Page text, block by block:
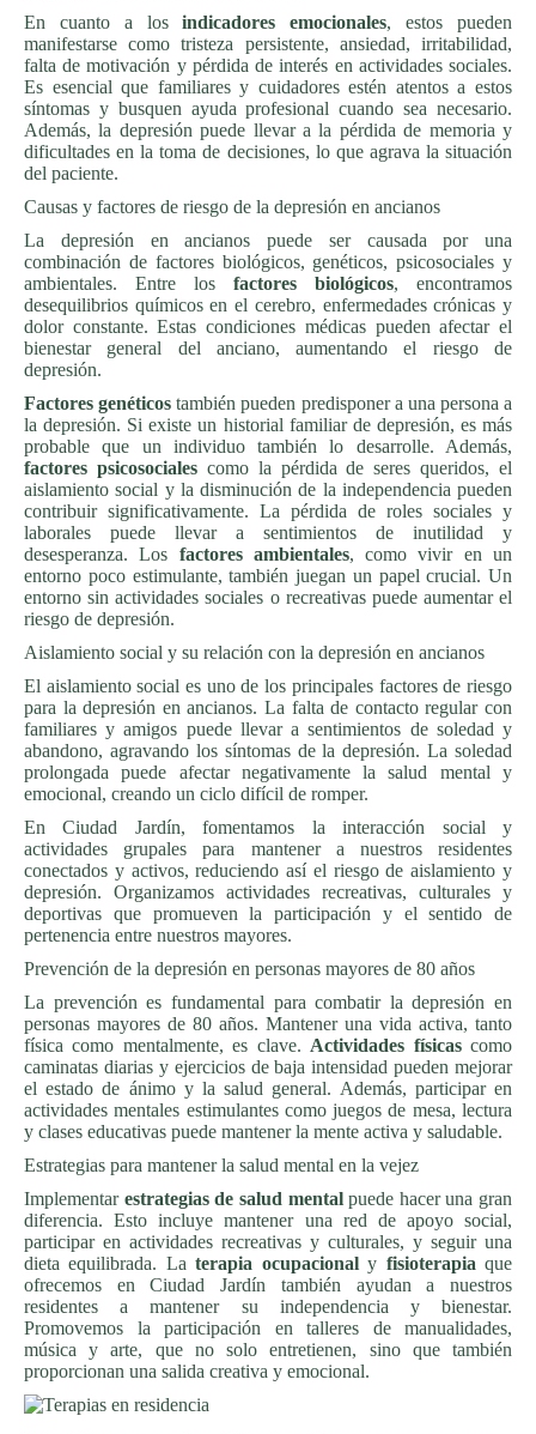
En cuanto a losindicadores emocionales, estos pueden
manifestarse como tristeza persistente, ansiedad, irritabilidad,
falta de motivación y pérdida de interés en actividades sociales.
Es esencial que familiares y cuidadores estén atentos a estos
síntomas y busquen ayuda profesional cuando sea necesario.
Además, la depresión puede llevar a la pérdida de memoria y
dificultades en la toma de decisiones, lo que agrava la situación
del paciente.
Causas y factores de riesgo de la depresión en ancianos
La depresión en ancianos puede ser causada por una
combinación de factores biológicos, genéticos, psicosociales y
ambientales. Entre los factores biológicos, encontramos
desequilibrios químicos en el cerebro, enfermedades crónicas y
dolor constante. Estas condiciones médicas pueden afectar el
bienestar general del anciano, aumentando el riesgo de
depresión.
Factores genéticos también pueden predisponer a una persona a
la depresión. Si existe un historial familiar de depresión, es más
probable que un individuo también lo desarrolle. Además,
factores psicosocialescomo la pérdida de seres queridos, el
aislamiento social y la disminución de la independencia pueden
contribuir significativamente. La pérdida de roles sociales y
laborales puede llevar a sentimientos de inutilidad y
desesperanza. Los factores ambientales, como vivir en un
entorno poco estimulante, también juegan un papel crucial. Un
entorno sin actividades sociales o recreativas puede aumentar el
riesgo de depresión.
Aislamiento social y su relación con la depresión en ancianos
El aislamiento social es uno de los principales factores de riesgo
para la depresión en ancianos. La falta de contacto regular con
familiares y amigos puede llevar a sentimientos de soledad y
abandono, agravando los síntomas de la depresión. La soledad
prolongada puede afectar negativamente la salud mental y
emocional, creando un ciclo difícil de romper.
En Ciudad Jardín, fomentamos la interacción social y
actividades grupales para mantener a nuestros residentes
conectados y activos, reduciendo así el riesgo de aislamiento y
depresión. Organizamos actividades recreativas, culturales y
deportivas que promueven la participación y el sentido de
pertenencia entre nuestros mayores.
Prevención de la depresión en personas mayores de 80 años
La prevención es fundamental para combatir la depresión en
personas mayores de 80 años. Mantener una vida activa, tanto
física como mentalmente, es clave. Actividades físicascomo
caminatas diarias y ejercicios de baja intensidad pueden mejorar
el estado de ánimo y la salud general. Además, participar en
actividades mentales estimulantes como juegos de mesa, lectura
y clases educativas puede mantener la mente activa y saludable.
Estrategias para mantener la salud mental en la vejez
Implementar estrategias de salud mentalpuede hacer una gran
diferencia. Esto incluye mantener una red de apoyo social,
participar en actividades recreativas y culturales, y seguir una
dieta equilibrada. Laterapia ocupacionaly fisioterapia que
ofrecemos en Ciudad Jardín también ayudan a nuestros
residentes a mantener su independencia y bienestar.
Promovemos la participación en talleres de manualidades,
música y arte, que no solo entretienen, sino que también
proporcionan una salida creativa y emocional.